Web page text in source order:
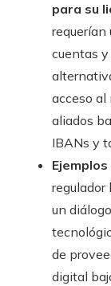
para su
requerían
cuentas
acceso al
aliados
IBANs y
regulador
un
de
digital